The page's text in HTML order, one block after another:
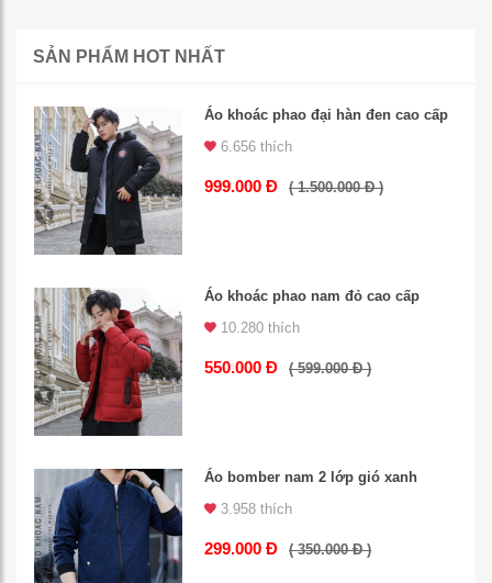
SẢN PHẨM HOT NHẤT
Áo khoác phao đại hàn đen cao cấp
6.656 thích
999.000 Đ ( 1.500.000 Đ )
Áo khoác phao nam đỏ cao cấp
10.280 thích
550.000 Đ ( 599.000 Đ )
Áo bomber nam 2 lớp gió xanh
3.958 thích
299.000 Đ ( 350.000 Đ )